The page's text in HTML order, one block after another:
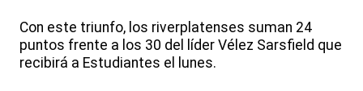
Con este triunfo, los riverplatenses suman 24
puntos frente a los 30 del líder Vélez Sarsfield que
recibirá a Estudiantes el lunes.